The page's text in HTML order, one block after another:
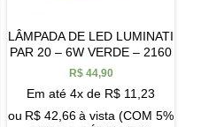
LÂMPADA DE LED LUMINATI
PAR 20 – 6W VERDE – 2160
R$44,90
Em até 4x de R$ 11,23
ou R$ 42,66à vista (COM 5%